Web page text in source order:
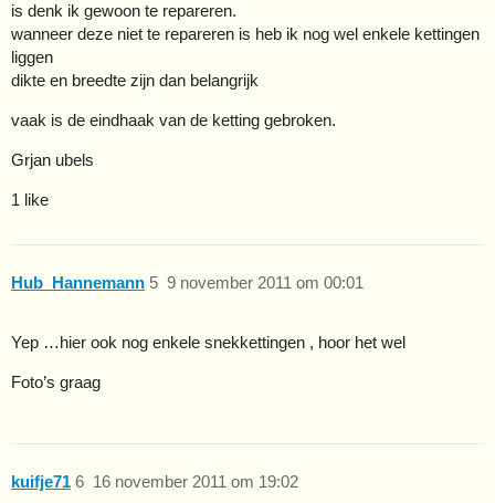
is denk ik gewoon te repareren.
wanneer deze niet te repareren is heb ik nog wel enkele kettingen
liggen
dikte en breedte zijn dan belangrijk
vaak is de eindhaak van de ketting gebroken.
Grjan ubels
1 like
Hub_Hannemann 9 november 2011 om 00:01
5
Yep …hier ook nog enkele snekkettingen , hoor het wel
Foto’s graag
kuifje71 16 november 2011 om 19:02
6